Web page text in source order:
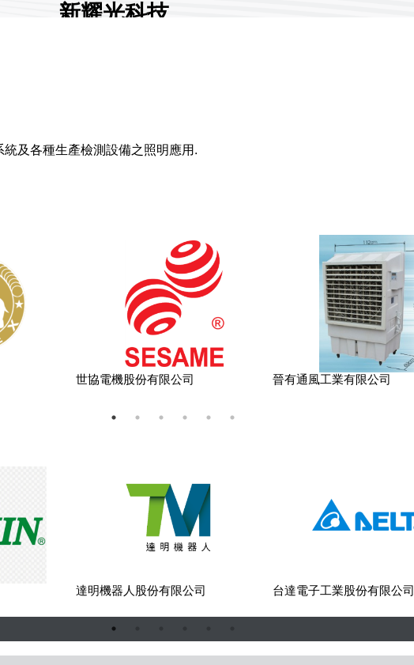
新耀光科技
世協電機股份有限公司 晉有通風工業有限公司
達明機器人股份有限公司 台達電子工業股份有限公司